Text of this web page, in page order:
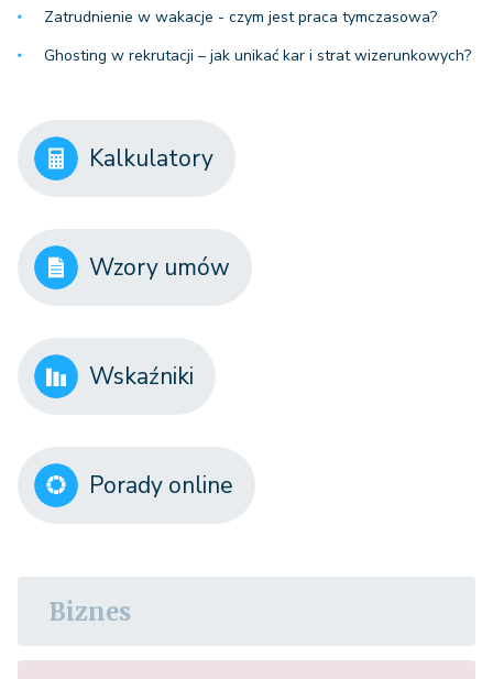
Zatrudnienie w wakacje - czym jest praca tymczasowa?
Ghosting w rekrutacji – jak unikać kar i strat wizerunkowych?
Kalkulatory
Wzory umów
Wskaźniki
Porady online
Biznes